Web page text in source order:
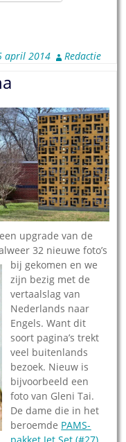
april 2014 Redactie
upgrade van de
32 nieuwe foto’s
bij gekomen en we
zijn bezig met de
vertaalslag van
Nederlands naar
Engels. Want dit
soort pagina’s trekt
veel buitenlands
bezoek. Nieuw is
bijvoorbeeld een
foto van Gleni Tai.
De dame die in het
beroemde PAMS-